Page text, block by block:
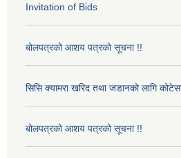
Invitation of Bids
बोलपत्रको आशय पत्रको सूचना !!
सिसि क्यामरा खरिद तथा जडानको लागि
बोलपत्रको आशय पत्रको सूचना !!